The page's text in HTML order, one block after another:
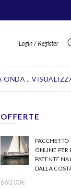
Login / Register
ONDA ..
OFFERTE
PACCHETTO
ONLINE PER
PATENTE
DALLA
660,00€